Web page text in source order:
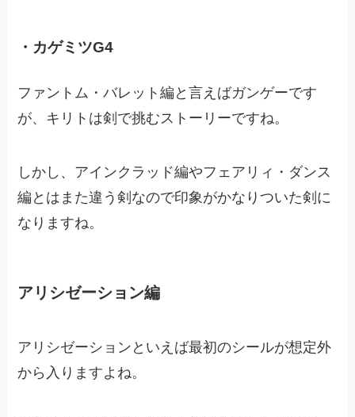
・カゲミツG4
ファントム・バレット編と言えばガンゲーです
が、キリトは剣で挑むストーリーですね。
しかし、アインクラッド編やフェアリィ・ダンス
編とはまた違う剣なので印象がかなりついた剣に
なりますね。
アリシゼーション編
アリシゼーションといえば最初のシールが想定外
から入りますよね。